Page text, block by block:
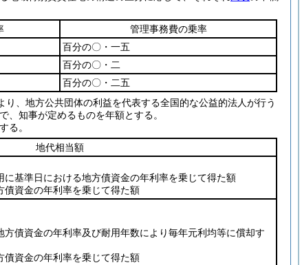
管理事務費の乗率
百分の〇・一五
百分の〇・二
百分の〇・二五
り、地方公共団体の利益を代表する全国的な公益的法人が行う
知事が定めるものを年額とする。
る。
地代相当額
基準日における地方債資金の年利率を乗じて得た額
資金の年利率を乗じて得た額
債資金の年利率及び耐用年数により毎年元利均等に償却す
資金の年利率を乗じて得た額